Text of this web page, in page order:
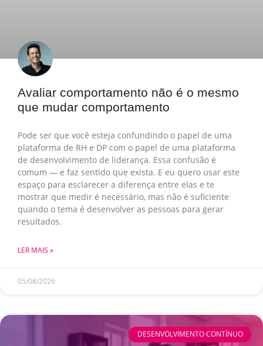
Avaliar comportamento não é o mesmo
que mudar comportamento
Pode ser que você esteja confundindo o papel de uma
plataforma de RH e DP com o papel de uma plataforma
de desenvolvimento de liderança. Essa confusão é
comum — e faz sentido que exista. E eu quero usar este
espaço para esclarecer a diferença entre elas e te
mostrar que medir é necessário, mas não é suficiente
quando o tema é desenvolver as pessoas para gerar
resultados.
LER MAIS »
05/08/2026
DESENVOLVIMENTO CONTÍNUO